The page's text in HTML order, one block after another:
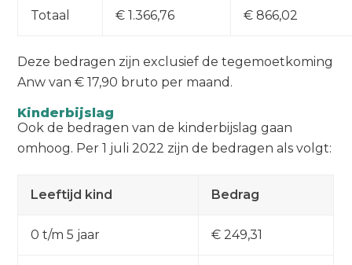
Totaal € 1.366,76 € 866,02
Deze bedragen zijn exclusief de tegemoetkoming
Anw van € 17,90 bruto per maand.
Kinderbijslag
Ook de bedragen van de kinderbijslag gaan
omhoog. Per 1 juli 2022 zijn de bedragen als volgt:
Leeftijd kind Bedrag
0 t/m 5 jaar € 249,31